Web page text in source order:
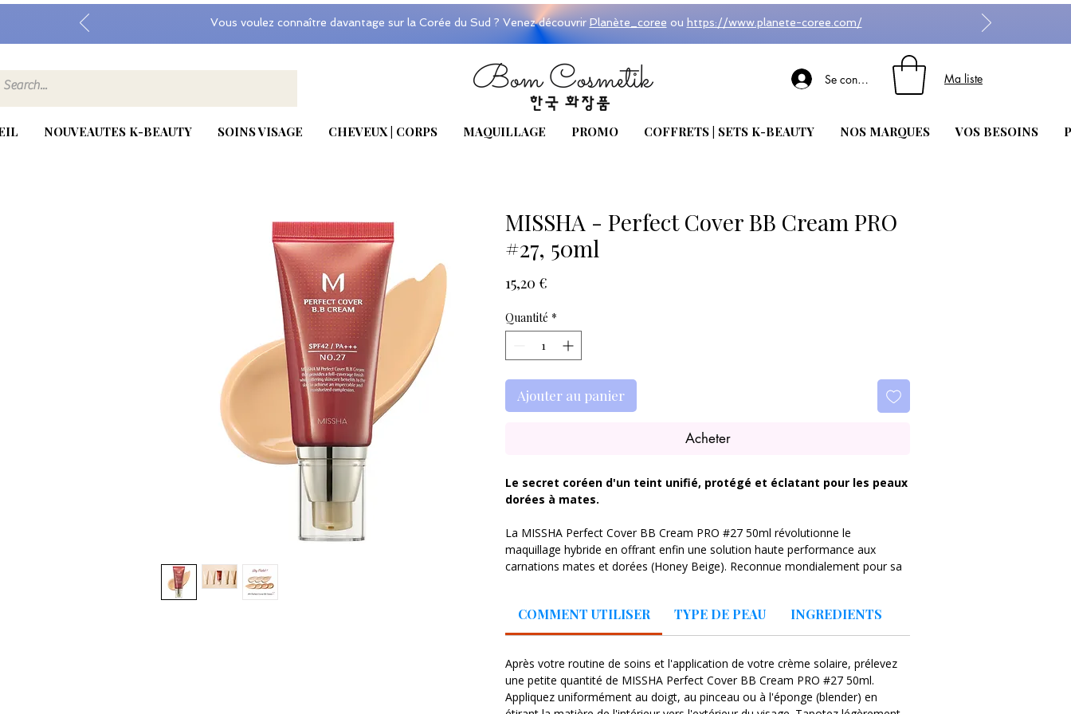
Vous voulez connaître davantage sur la Corée du Sud ? Venez découvrir Planète_coree ou https://www.planete-coree.com/
Se connecter Ma liste
NOUVEAUTES K-BEAUTY SOINS VISAGE CHEVEUX | CORPS MAQUILLAGE PROMO COFFRETS | SETS K-BEAUTY NOS MARQUES VOS BESOINS
MISSHA - Perfect Cover BB Cream PRO
#27, 50ml
15,20 €
Quantité *
Ajouter au panier
Acheter
Le secret coréen d'un teint unifié, protégé et éclatant pour les peaux
dorées à mates.
La MISSHA Perfect Cover BB Cream PRO #27 50ml révolutionne le
maquillage hybride en offrant enfin une solution haute performance aux
carnations mates et dorées (Honey Beige). Reconnue mondialement pour sa
instantanément les imperfections, les taches pigmentaires, les cernes et les
rougeurs sans jamais créer d'effet de matière ni boucher les pores.
Sa formule de niveau "PRO" va bien au-delà du simple maquillage. Elle infuse
l'épiderme d'actifs précieux : un complexe d'acides hyaluroniques de différents
poids moléculaires pour repulper la peau, des céramides essentiels pour
COMMENT UTILISER TYPE DE PEAU INGREDIENTS
Après votre routine de soins et l'application de votre crème solaire, prélevez
une petite quantité de MISSHA Perfect Cover BB Cream PRO #27 50ml.
Appliquez uniformément au doigt, au pinceau ou à l'éponge (blender) en